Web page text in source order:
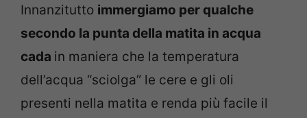
Innanzitutto immergiamo per qualche
secondo la punta della matita in acqua
cada in maniera che la temperatura
dell’acqua “sciolga” le cere e gli oli
presenti nella matita e renda più facile il